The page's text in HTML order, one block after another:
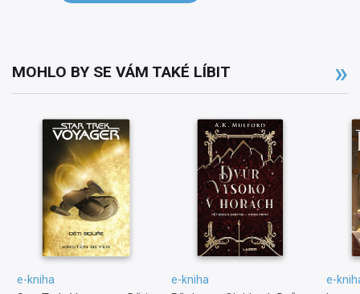
MOHLO BY SE VÁM TAKÉ LÍBIT
e-kniha e-kniha e-